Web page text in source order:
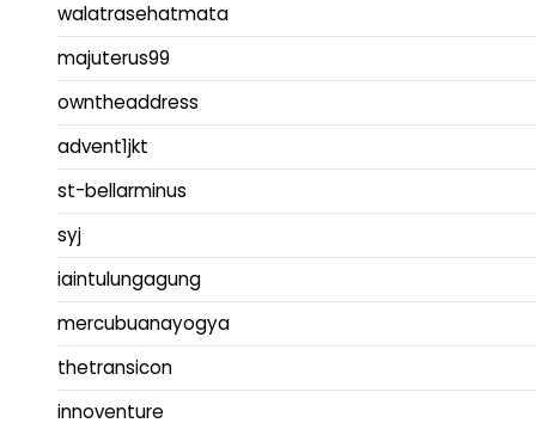
walatrasehatmata
majuterus99
owntheaddress
advent1jkt
st-bellarminus
syj
iaintulungagung
mercubuanayogya
thetransicon
innoventure